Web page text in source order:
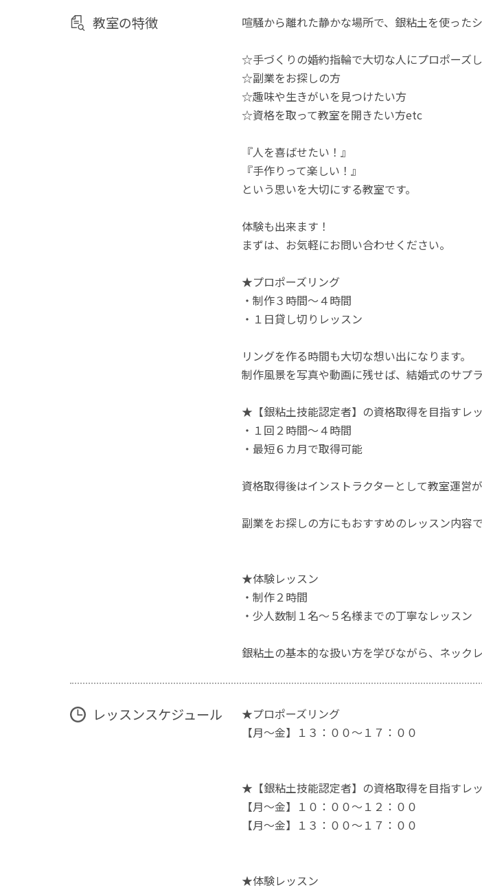
教室の特徴 喧騒から離れた静かな場所で、銀粘土を使った
☆手づくりの婚約指輪で大切な人にプロポーズ
☆副業をお探しの方
☆趣味や生きがいを見つけたい方
☆資格を取って教室を開きたい方etc
『人を喜ばせたい！』
『手作りって楽しい！』
という思いを大切にする教室です。
体験も出来ます！
まずは、お気軽にお問い合わせください。
★プロポーズリング
・制作３時間～４時間
・１日貸し切りレッスン
リングを作る時間も大切な想い出になります。
制作風景を写真や動画に残せば、結婚式のサプ
★【銀粘土技能認定者】の資格取得を目指すレ
・１回２時間～４時間
・最短６カ月で取得可能
資格取得後はインストラクターとして教室運営が
副業をお探しの方にもおすすめのレッスン内容
★体験レッスン
・制作２時間
・少人数制１名～５名様までの丁寧なレッスン
銀粘土の基本的な扱い方を学びながら、ネック
レッスンスケジュール
★プロポーズリング
【月～金】１３：００～１７：００
★【銀粘土技能認定者】の資格取得を目指すレ
【月～金】１０：００～１２：００
【月～金】１３：００～１７：００
★体験レッスン